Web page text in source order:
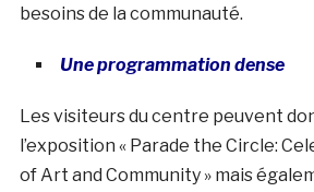
besoins de la communauté.
Une programmation dense
Les visiteurs du centre peuvent
l’exposition « Parade the Circle:
of Art and Community » mais